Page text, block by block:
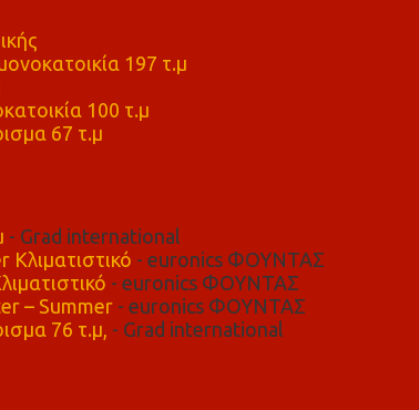
197 τ.μ
100 τ.μ
67 τ.μ
- Grad international
- euronics ΦΟΥΝΤΑΣ
- euronics ΦΟΥΝΤΑΣ
– Summer- euronics ΦΟΥΝΤΑΣ
76 τ.μ, - Grad international